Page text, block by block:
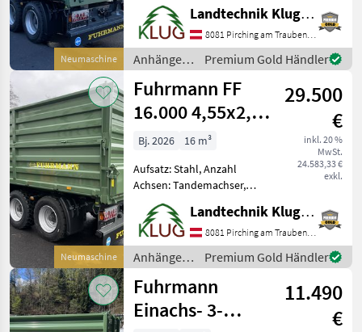
Neumaschine
Kipper, Bremse:
Druckluftbremse, Pendel-
Bordwände, Typenschein,
Sattelstützwinde, Plane FF
16.000 Tan
Landtechnik Klug e. U.
8081 Pirching am Traubenberg
Anhänger /
Fuhrmann
Premium Gold Händler
Neumaschine
Fuhrmann FF
16.000 4,55x2,35
PROFI
29.500
€
inkl. 20 %
MwSt.
24.583,33 €
exkl.
Bj. 2026
16 m³
Aufsatz: Stahl, Anzahl
Achsen: Tandemachser,
Kipper-Bauart: Dreiseiten-
Kipper, Bremse:
Druckluftbremse, hydr.
Bordwandverriegelung,
autom. Rückwand, Pendel-
Bordwände, Typen
Landtechnik Klug e. U.
8081 Pirching am Traubenberg
Anhänger /
Fuhrmann
Premium Gold Händler
Fuhrmann
Einachs- 3-
11.490
€